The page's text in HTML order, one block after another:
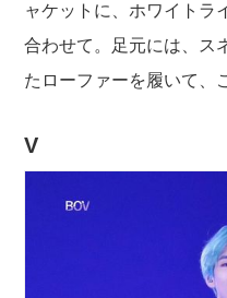
ャケットに、ホワイトラ
合わせて。足元には、ス
たローファーを履いて、
V